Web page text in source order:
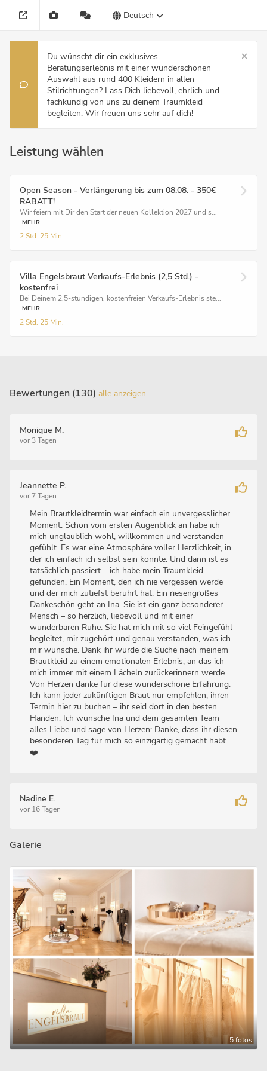
Deutsch
Du wünscht dir ein exklusives
Beratungserlebnis mit einer wunderschönen
Auswahl aus rund 400 Kleidern in allen
Stilrichtungen? Lass Dich liebevoll, ehrlich und
fachkundig von uns zu deinem Traumkleid
begleiten. Wir freuen uns sehr auf dich!
Leistung wählen
Open Season - Verlängerung bis zum 08.08. - 350€
RABATT!
Wir feiern mit Dir den Start der neuen Kollektion 2027 und s...
MEHR
2 Std. 25 Min.
Villa Engelsbraut Verkaufs-Erlebnis (2,5 Std.) -
kostenfrei
Bei Deinem 2,5-stündigen, kostenfreien Verkaufs-Erlebnis ste...
MEHR
2 Std. 25 Min.
Bewertungen (130) alle anzeigen
Monique M.
vor 3 Tagen
Jeannette P.
vor 7 Tagen
Mein Brautkleidtermin war einfach ein unvergesslicher
Moment. Schon vom ersten Augenblick an habe ich
mich unglaublich wohl, willkommen und verstanden
gefühlt. Es war eine Atmosphäre voller Herzlichkeit, in
der ich einfach ich selbst sein konnte. Und dann ist es
tatsächlich passiert – ich habe mein Traumkleid
gefunden. Ein Moment, den ich nie vergessen werde
und der mich zutiefst berührt hat. Ein riesengroßes
Dankeschön geht an Ina. Sie ist ein ganz besonderer
Mensch – so herzlich, liebevoll und mit einer
wunderbaren Ruhe. Sie hat mich mit so viel Feingefühl
begleitet, mir zugehört und genau verstanden, was ich
mir wünsche. Dank ihr wurde die Suche nach meinem
Brautkleid zu einem emotionalen Erlebnis, an das ich
mich immer mit einem Lächeln zurückerinnern werde.
Von Herzen danke für diese wunderschöne Erfahrung.
Ich kann jeder zukünftigen Braut nur empfehlen, ihren
Termin hier zu buchen – ihr seid dort in den besten
Händen. Ich wünsche Ina und dem gesamten Team
alles Liebe und sage von Herzen: Danke, dass ihr diesen
besonderen Tag für mich so einzigartig gemacht habt.
❤️
Nadine E.
vor 16 Tagen
Galerie
5 fotos